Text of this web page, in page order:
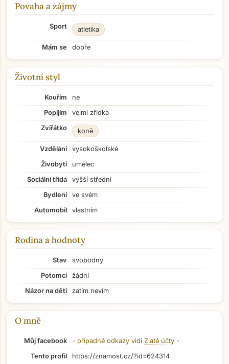
Povaha a zájmy
Sport atletika
Mám se dobře
Životní styl
Kouřím
ne
Popíjím
velmi zřídka
Zvířátko
koně
Vzdělání
vysokoškolské
Živobytí
umělec
Sociální třída
vyšší střední
Bydlení
ve svém
Automobil
vlastním
Rodina a hodnoty
Stav
svobodný
Potomci
žádní
Názor na děti
zatím nevím
O mně
Můj facebook - případné odkazy vidí Zlaté účty -
Tento profil
https://znamost.cz/?id=624314